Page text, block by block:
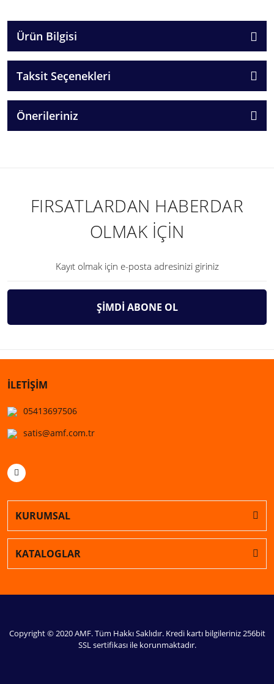
Ürün Bilgisi
Taksit Seçenekleri
Önerileriniz
FIRSATLARDAN HABERDAR
OLMAK İÇİN
ŞİMDİ ABONE OL
İLETİŞİM
05413697506
satis@amf.com.tr
KURUMSAL
KATALOGLAR
Copyright © 2020 AMF. Tüm Hakkı Saklıdır. Kredi kartı bilgileriniz 256bit
SSL sertifikası ile korunmaktadır.